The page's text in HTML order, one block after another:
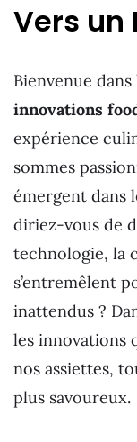
Vers un
Bienvenue
innovations
expérience
sommes
émergent dans
diriez-vous de
technologie, la
s’entremêlent
inattendus ?
les innovations
nos assiettes,
plus savoureux.